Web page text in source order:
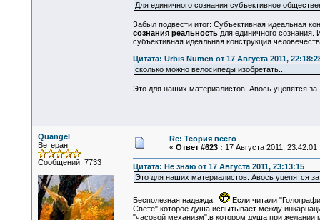
Для единичного сознания субъективное
Забыл подвести итог: Субъективная идеальная
сознания реальностьдля единичного сознания.
субъективная идеальная конструкция
Цитата: Urbis Numen от 17 Августа 2011,
сколько можно велосипеды изобретать...
Это для наших материалистов. Авось уцепятся
Quangel
Ветеран
Сообщений: 7733
Re: Теория всего
« Ответ #623 : 17 Августа 2011, 23:42:01
Цитата: Не знаю от 17 Августа 2011, 23:13:15
Это для наших материалистов. Авось уцепятся
Бесполезная надежда.
Если читали
Свете",которое душа испытывает между
"часовой механизм",в котором душа при желании